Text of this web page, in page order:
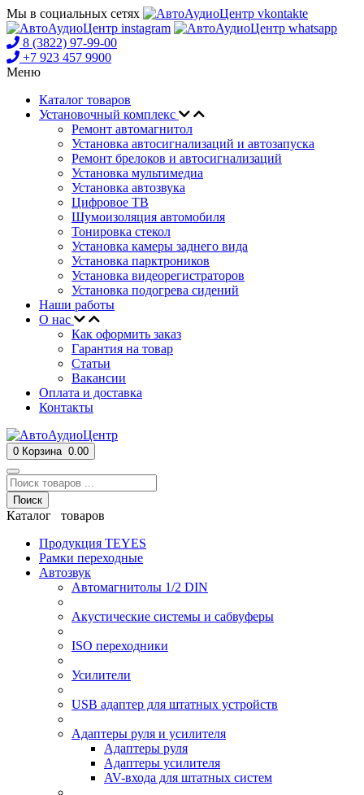
Мы в социальных сетях
8 (3822) 97-99-00
+7 923 457 9900
Меню
Каталог товаров
Установочный комплекс
Ремонт автомагнитол
Установка автосигнализаций и автозапуска
Ремонт брелоков и автосигнализаций
Установка мультимедиа
Установка автозвука
Цифровое ТВ
Шумоизоляция автомобиля
Тонировка стекол
Установка камеры заднего вида
Установка парктроников
Установка видеорегистраторов
Установка подогрева сидений
Наши работы
О нас
Как оформить заказ
Гарантия на товар
Статьи
Вакансии
Оплата и доставка
Контакты
0 Корзина 0.00
Поиск
Каталог товаров
Продукция TEYES
Рамки переходные
Автозвук
Автомагнитолы 1/2 DIN
Акустические системы и сабвуферы
ISO переходники
Усилители
USB адаптер для штатных устройств
Адаптеры руля и усилителя
Адаптеры руля
Адаптеры усилителя
AV-входа для штатных систем